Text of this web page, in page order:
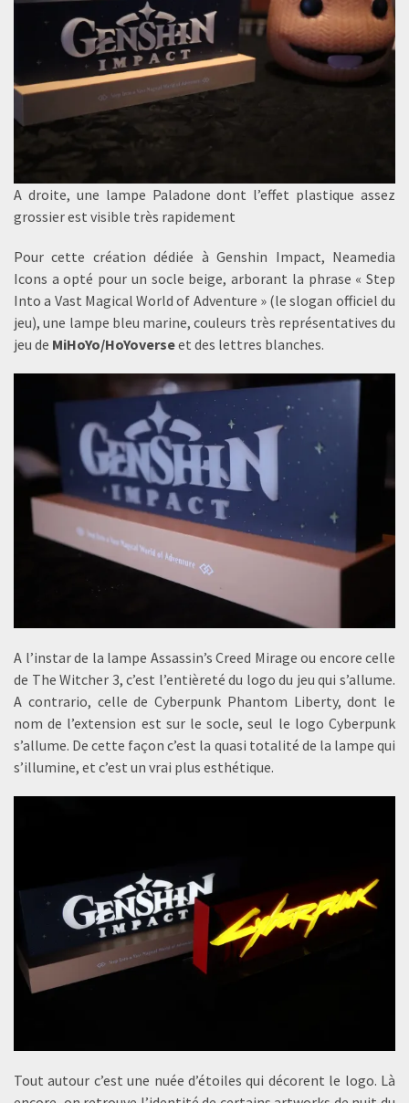
A droite, une lampe Paladone dont l’effet plastique assez
grossier est visible très rapidement
Pour cette création dédiée à Genshin Impact, Neamedia
Icons a opté pour un socle beige, arborant la phrase « Step
Into a Vast Magical World of Adventure » (le slogan officiel du
jeu), une lampe bleu marine, couleurs très représentatives du
jeu de MiHoYo/HoYoverseet des lettres blanches.
A l’instar de la lampe Assassin’s Creed Mirage ou encore celle
de The Witcher 3, c’est l’entièreté du logo du jeu qui s’allume.
A contrario, celle de Cyberpunk Phantom Liberty, dont le
nom de l’extension est sur le socle, seul le logo Cyberpunk
s’allume. De cette façon c’est la quasi totalité de la lampe qui
s’illumine, et c’est un vrai plus esthétique.
Tout autour c’est une nuée d’étoiles qui décorent le logo. Là